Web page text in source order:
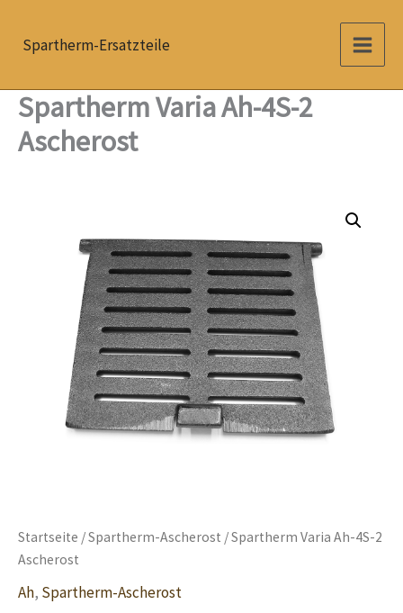
InhaltSpartherm-Ersatzteile
Spartherm Varia Ah-4S-2
Ascherost
Startseite /Spartherm-Ascherost / Spartherm Varia Ah-4S-2
Ascherost
Ah, Spartherm-Ascherost